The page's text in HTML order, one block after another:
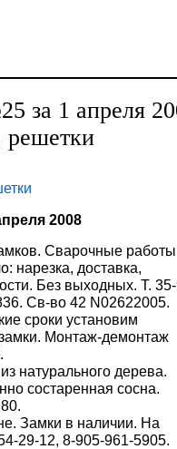
за 1 апреля
решетки
2008
Сварочные
нарезка, доставка,
Без выходных. Т.
Св-во 42 N02622005.
сроки установим
Монтаж-демонтаж
натурального дерева.
состаренная сосна.
Замки в наличии. На
29-12, 8-905-961-5905.